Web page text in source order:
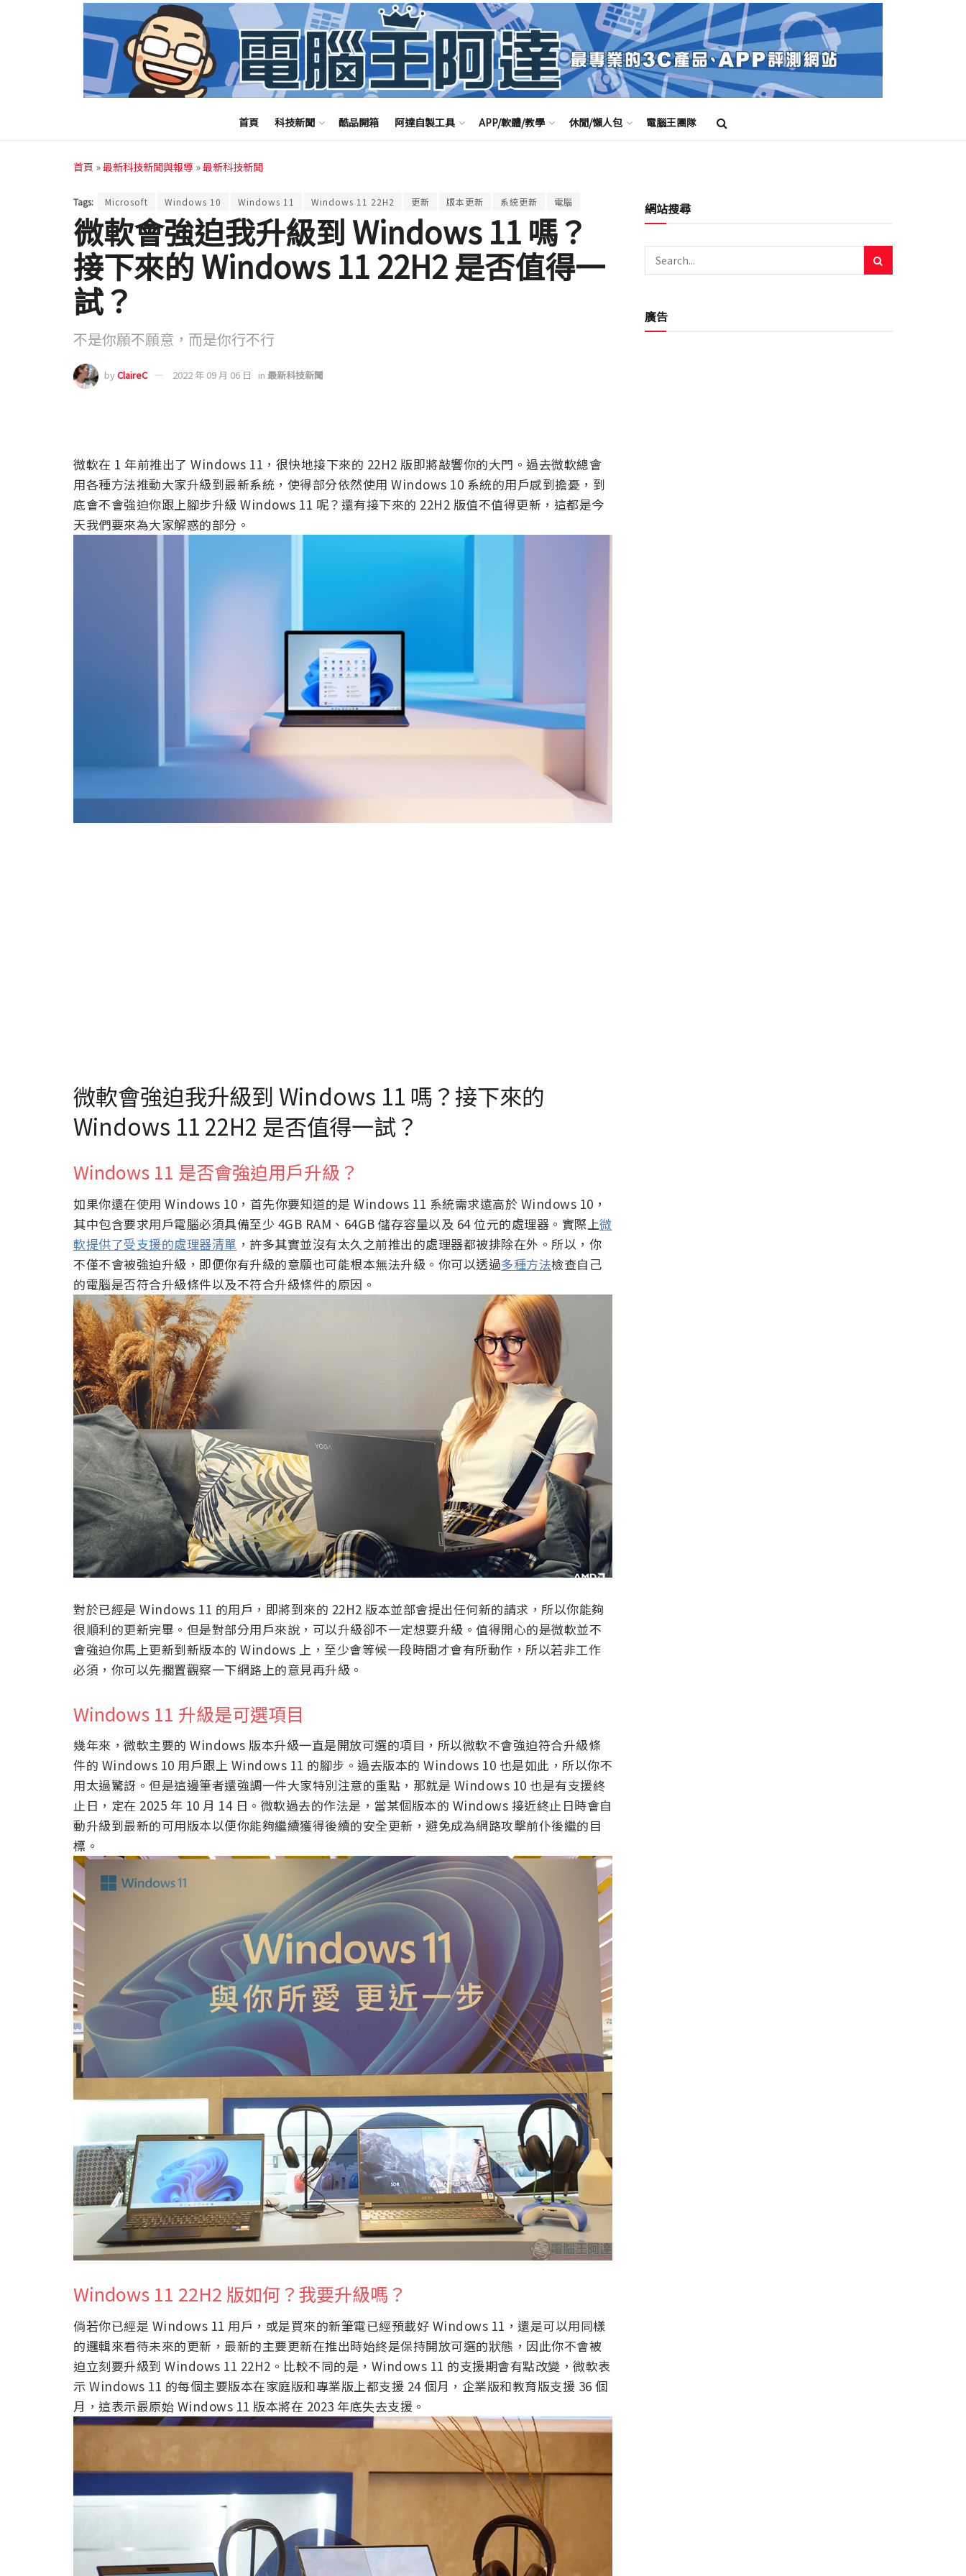
首頁 科技新聞 酷品開箱 阿達自製工具 APP/軟體/教學 休閒/懶人包 電腦王團隊
首頁 »最新科技新聞與報導 »最新科技新聞
Tags: Microsoft Windows 10 Windows 11 Windows 11 22H2 更新 版本更新 系統更新 電腦
微軟會強迫我升級到 Windows 11 嗎？
接下來的 Windows 11 22H2 是否值得一
試？
不是你願不願意，而是你行不行
byClaireC 2022 年 09 月 06 日 in 最新科技新聞
微軟在 1 年前推出了 Windows 11，很快地接下來的 22H2 版即將敲響你的大門。過去微軟總會
用各種方法推動大家升級到最新系統，使得部分依然使用 Windows 10 系統的用戶感到擔憂，到
底會不會強迫你跟上腳步升級 Windows 11 呢？還有接下來的 22H2 版值不值得更新，這都是今
天我們要來為大家解惑的部分。
微軟會強迫我升級到 Windows 11 嗎？接下來的
Windows 11 22H2 是否值得一試？
Windows 11 是否會強迫用戶升級？
如果你還在使用 Windows 10，首先你要知道的是 Windows 11 系統需求遠高於 Windows 10，
其中包含要求用戶電腦必須具備至少 4GB RAM、64GB 儲存容量以及 64 位元的處理器。實際上微
軟提供了受支援的處理器清單 ，許多其實並沒有太久之前推出的處理器都被排除在外。所以，你
不僅不會被強迫升級，即便你有升級的意願也可能根本無法升級。你可以透過多種方法檢查自己
的電腦是否符合升級條件以及不符合升級條件的原因。
對於已經是 Windows 11 的用戶，即將到來的 22H2 版本並部會提出任何新的請求，所以你能夠
很順利的更新完畢。但是對部分用戶來說，可以升級卻不一定想要升級。值得開心的是微軟並不
會強迫你馬上更新到新版本的 Windows 上，至少會等候一段時間才會有所動作，所以若非工作
必須，你可以先擱置觀察一下網路上的意見再升級。
Windows 11 升級是可選項目
幾年來，微軟主要的 Windows 版本升級一直是開放可選的項目，所以微軟不會強迫符合升級條
件的 Windows 10 用戶跟上 Windows 11 的腳步。過去版本的 Windows 10 也是如此，所以你不
用太過驚訝。但是這邊筆者還強調一件大家特別注意的重點，那就是 Windows 10 也是有支援終
止日，定在 2025 年 10 月 14 日。微軟過去的作法是，當某個版本的 Windows 接近終止日時會自
動升級到最新的可用版本以便你能夠繼續獲得後續的安全更新，避免成為網路攻擊前仆後繼的目
標。
Windows 11 22H2 版如何？我要升級嗎？
倘若你已經是 Windows 11 用戶，或是買來的新筆電已經預載好 Windows 11，還是可以用同樣
的邏輯來看待未來的更新，最新的主要更新在推出時始終是保持開放可選的狀態，因此你不會被
迫立刻要升級到 Windows 11 22H2。比較不同的是，Windows 11 的支援期會有點改變，微軟表
示 Windows 11 的每個主要版本在家庭版和專業版上都支援 24 個月，企業版和教育版支援 36 個
月，這表示最原始 Windows 11 版本將在 2023 年底失去支援。
網站搜尋
廣告